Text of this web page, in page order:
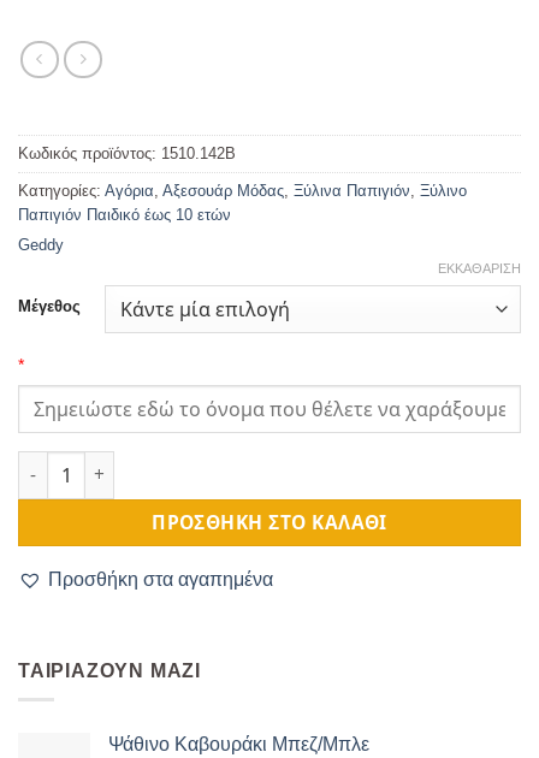
Κωδικός προϊόντος: 1510.142B
Κατηγορίες: Αγόρια Αξεσουάρ Μόδας Ξύλινα Παπιγιόν Ξύλινο
Παπιγιόν Παιδικό έως 10 ετών
Geddy
Μέγεθος
ΕΚΚΑΘΆΡΙΣΗ
*
ΠΡΟΣΘΉΚΗ ΣΤΟ ΚΑΛΆΘΙ
Προσθήκη στα αγαπημένα
ΤΑΙΡΙΆΖΟΥΝ ΜΑΖΊ
Ψάθινο Καβουράκι Μπεζ/Μπλε